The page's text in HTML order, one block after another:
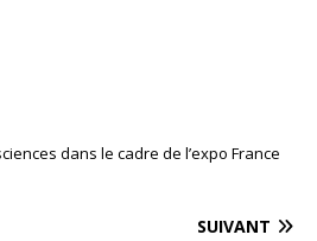
dans le cadre de l’expo France
SUIVANT